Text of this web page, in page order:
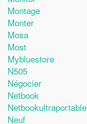
Montage
Monter
Mosa
Most
Mybluestore
N505
Négocier
Netbook
Netbookultraportable
Neuf